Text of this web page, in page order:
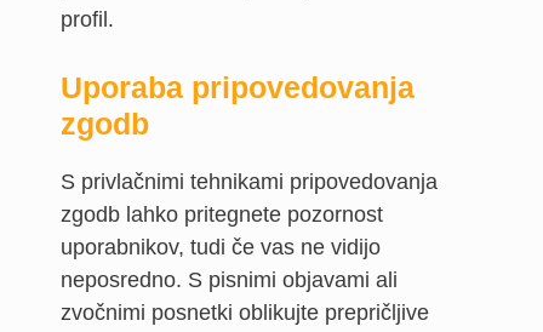
profil.
Uporaba pripovedovanja
zgodb
S privlačnimi tehnikami pripovedovanja
zgodb lahko pritegnete pozornost
uporabnikov, tudi če vas ne vidijo
neposredno. S pisnimi objavami ali
zvočnimi posnetki oblikujte prepričljive